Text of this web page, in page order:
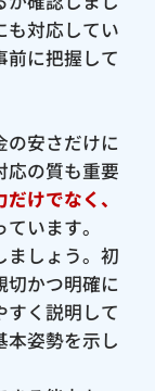
も対応してい
前に把握して
の安さだけに
応の質も重要
けでなく、
います。
ましょう。初
切かつ明確に
すく説明して
本姿勢を示し